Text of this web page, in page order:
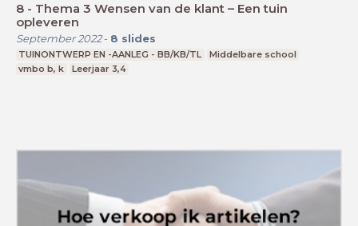
8 - Thema 3 Wensen van de klant – Een tuin
opleveren
September 2022- 8 slides
TUINONTWERP EN -AANLEG - BB/KB/TL
Middelbare school
vmbo b, k
Leerjaar 3,4